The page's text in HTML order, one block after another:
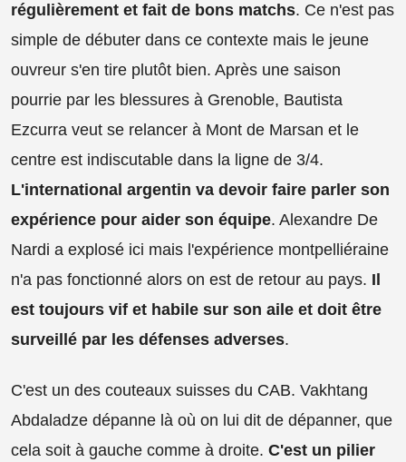
régulièrement et fait de bons matchs. Ce n'est pas
simple de débuter dans ce contexte mais le jeune
ouvreur s'en tire plutôt bien. Après une saison
pourrie par les blessures à Grenoble, Bautista
Ezcurra veut se relancer à Mont de Marsan et le
centre est indiscutable dans la ligne de 3/4.
L'international argentin va devoir faire parler son
expérience pour aider son équipe. Alexandre De
Nardi a explosé ici mais l'expérience montpelliéraine
n'a pas fonctionné alors on est de retour au pays. Il
est toujours vif et habile sur son aile et doit être
surveillé par les défenses adverses.
C'est un des couteaux suisses du CAB. Vakhtang
Abdaladze dépanne là où on lui dit de dépanner, que
cela soit à gauche comme à droite. C'est un pilier